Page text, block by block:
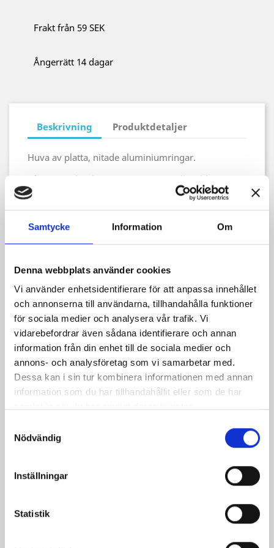
Samtycke Information Om
Denna webbplats använder cookies
Vi använder enhetsidentifierare för att anpassa innehållet
och annonserna till användarna, tillhandahålla funktioner
för sociala medier och analysera vår trafik. Vi
vidarebefordrar även sådana identifierare och annan
information från din enhet till de sociala medier och
annons- och analysföretag som vi samarbetar med.
Dessa kan i sin tur kombinera informationen med annan
information som du har tillhandahållit eller som de har
Nödvändig
Inställningar
Statistik
Frakt från 59 SEK
Ångerrätt 14 dagar
Beskrivning Produktdetaljer
Huva av platta, nitade aluminiumringar.
S/M: Huvudomkrets max 62 cm, axelbredd 50 cm,
kraglängd 15 cm
L/XL: Huvudomkrets max 81 cm, axelbredd 60 cm,
kraglängd 20 cm
XXL: Huvudomkrets max 81 cm, axelbredd 78 cm,
DU KANSKE OCKSÅ GILLAR
Berengar Ringpansar